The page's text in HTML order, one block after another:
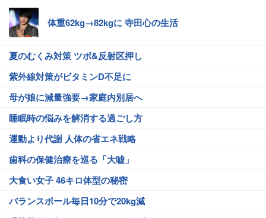
体重62kg→82kgに 寺田心の生活
夏のむくみ対策 ツボ&反射区押し
紫外線対策がビタミンD不足に
母が娘に減量強要→家庭内別居へ
睡眠時の悩みを解消する過ごし方
運動より代謝 人体の省エネ戦略
歯科の保健治療を巡る「大嘘」
大食い女子 46キロ体型の秘密
バランスボール毎日10分で20kg減